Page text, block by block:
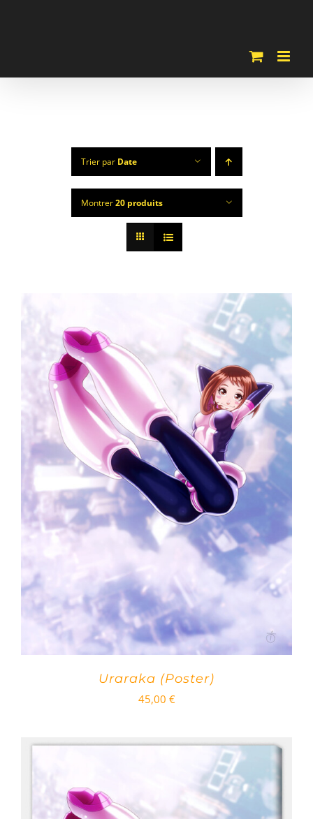
Trier par Date
Montrer20 produits
Uraraka (Poster)
45,00 €